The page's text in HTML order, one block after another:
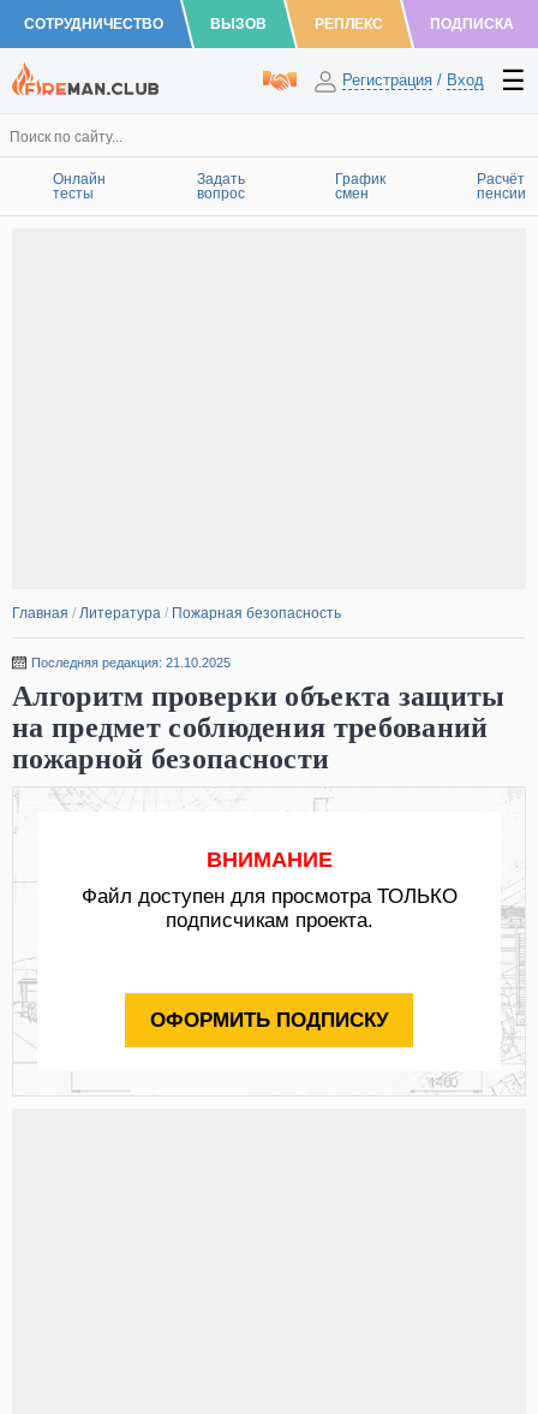
СОТРУДНИЧЕСТВО ВЫЗОВ РЕПЛЕКС ПОДПИСКА
Регистрация / Вход
Онлайн
тесты
Задать
вопрос
График
смен
Расчёт
пенсии
Главная / Литература / Пожарная безопасность
Последняя редакция: 21.10.2025
Алгоритм проверки объекта защиты
на предмет соблюдения требований
пожарной безопасности
ВНИМАНИЕ
Файл доступен для просмотра ТОЛЬКО
подписчикам проекта.
ОФОРМИТЬ ПОДПИСКУ